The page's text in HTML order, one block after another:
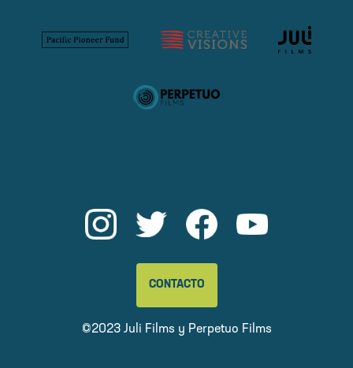
CONTACTO
©2023 Juli Films y Perpetuo Films